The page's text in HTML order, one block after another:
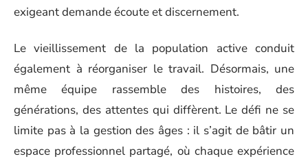
exigeant demande écoute et discernement.
Le vieillissement de la population active conduit
également à réorganiser le travail. Désormais, une
même équipe rassemble des histoires, des
générations, des attentes qui diffèrent. Le défi ne se
limite pas à la gestion des âges : il s’agit de bâtir un
espace professionnel partagé, où chaque expérience